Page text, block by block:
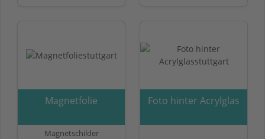
Magnetfolie
Magnetschilder
Foto hinter Acrylglas